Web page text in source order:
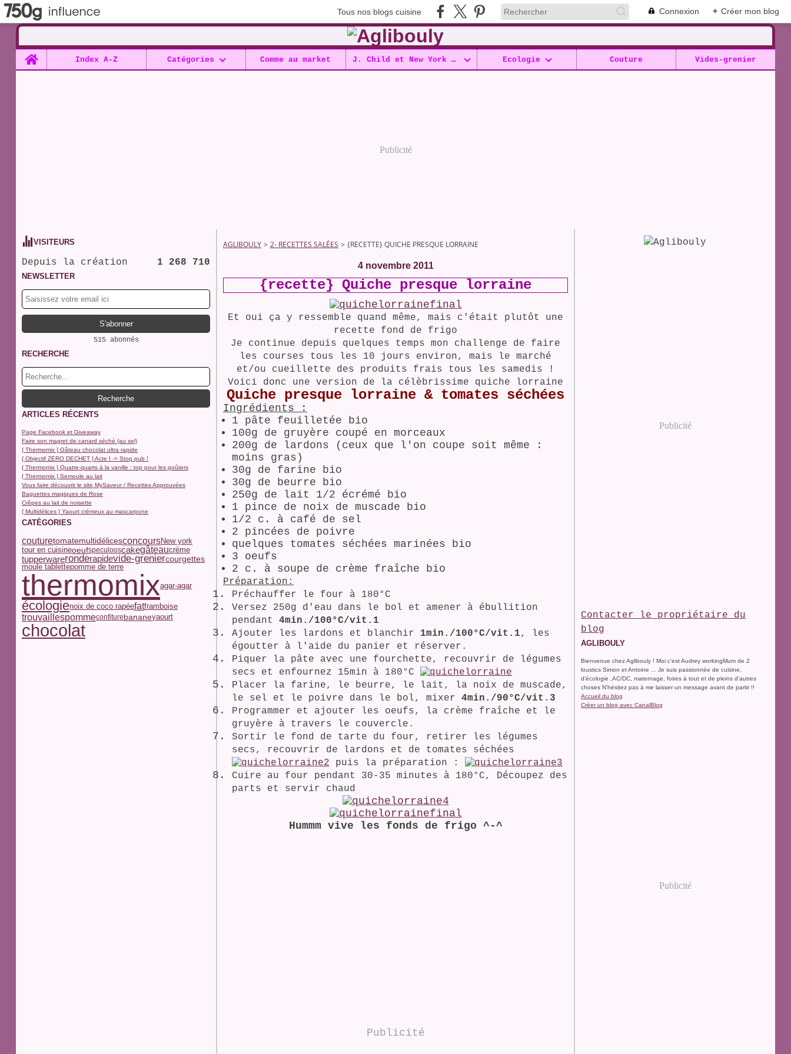
Tous nos blogs cuisine Connexion + Créer mon blog
Home
Index A-Z Catégories Comme au market J. Child et New York !! Ecologie Couture Vides-grenier
Publicité
VISITEURS
Depuis la création 1 268 710
NEWSLETTER
515 abonnés
RECHERCHE
ARTICLES RÉCENTS
Page Facebook et Giveaway
Faire son magret de canard séché (au sel)
{ Thermomix } Gâteau chocolat ultra rapide
{ Objectif ZERO DECHET } Acte I -> Stop pub !
{ Thermomix } Quatre-quarts à la vanille : top pour les goûters
{ Thermomix } Semoule au lait
Vous faire découvrir le site MySaveur / Recettes Approuvées
Baguettes magiques de Rose
Crêpes au lait de noisette
{ Multidélices } Yaourt crémeux au mascarpone
CATÉGORIES
couturetomatemultidélicesconcoursNew york
tour en cuisineoeufspeculooscakegâteaucrème
tupperwareronderapidevide-greniercourgettes
moule tablettepomme de terre
thermomixagar-agar
écologienoix de coco rapéefatframboise
trouvaillespommeconfiturebananeyaourt
chocolat
AGLIBOULY > 2- RECETTES SALÉES > {RECETTE} QUICHE PRESQUE LORRAINE
4 novembre 2011
{recette} Quiche presque lorraine
Et oui ça y ressemble quand même, mais c'était plutôt une
recette fond de frigo
Je continue depuis quelques temps mon challenge de faire
les courses tous les 10 jours environ, mais le marché
et/ou cueillette des produits frais tous les samedis !
Voici donc une version de la célèbrissime quiche lorraine
Quiche presque lorraine & tomates séchées
Ingrédients :
1 pâte feuilletée bio
100g de gruyère coupé en morceaux
200g de lardons (ceux que l'on coupe soit même :
moins gras)
30g de farine bio
30g de beurre bio
250g de lait 1/2 écrémé bio
1 pince de noix de muscade bio
1/2 c. à café de sel
2 pincées de poivre
quelques tomates séchées marinées bio
3 oeufs
2 c. à soupe de crème fraîche bio
Préparation:
Préchauffer le four à 180°C
Versez 250g d'eau dans le bol et amener à ébullition
pendant 4min./100°C/vit.1
Ajouter les lardons et blanchir 1min./100°C/vit.1, les
égoutter à l'aide du panier et réserver.
Piquer la pâte avec une fourchette, recouvrir de légumes
secs et enfournez 15min à 180°C
Placer la farine, le beurre, le lait, la noix de muscade,
le sel et le poivre dans le bol, mixer 4min./90°C/vit.3
Programmer et ajouter les oeufs, la crème fraîche et le
gruyère à travers le couvercle.
Sortir le fond de tarte du four, retirer les légumes
secs, recouvrir de lardons et de tomates séchées
puis la préparation :
Cuire au four pendant 30-35 minutes à 180°C, Découpez des
parts et servir chaud
Hummm vive les fonds de frigo ^-^
Publicité
Publicité
Contacter le propriétaire du
blog
AGLIBOULY
Bienvenue chez Aglibouly ! Moi c'est Audrey workingMum de 2
loustics Simon et Antoine ... Je suis passionnée de cuisine,
d'écologie ,AC/DC, maternage, foires à tout et de pleins d'autres
choses N'hésitez pas à me laisser un message avant de partir !!
Accueil du blog
Créer un blog avec CanalBlog
Publicité